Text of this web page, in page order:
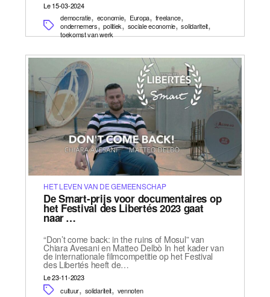
Le 15-03-2024
democratie, economie, Europa, freelance,
ondernemers,politiek,sociale economie,solidariteit,
toekomst van werk
HET LEVEN VAN DE GEMEENSCHAP
De Smart-prijs voor documentaires op
het Festival des Libertés 2023 gaat
naar …
“Don’t come back: in the ruins of Mosul” van
Chiara Avesani en Matteo Delbò In het kader van
de internationale filmcompetitie op het Festival
des Libertés heeft de…
Le 23-11-2023
cultuur, solidariteit, vennoten